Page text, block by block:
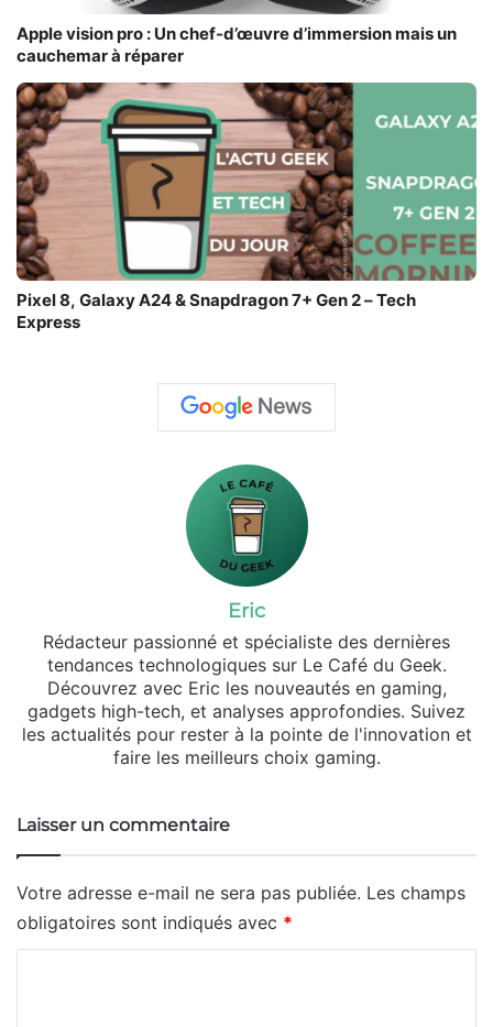
Apple vision pro : Un chef-d’œuvre d’immersion mais un
cauchemar à réparer
Pixel 8, Galaxy A24 & Snapdragon 7+ Gen 2 – Tech
Express
Eric
Rédacteur passionné et spécialiste des dernières
tendances technologiques sur Le Café du Geek.
Découvrez avec Eric les nouveautés en gaming,
gadgets high-tech, et analyses approfondies. Suivez
les actualités pour rester à la pointe de l'innovation et
faire les meilleurs choix gaming.
Laisser un commentaire
Votre adresse e-mail ne sera pas publiée. Les champs
obligatoires sont indiqués avec *